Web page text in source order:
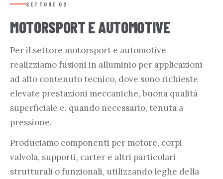
SETTORE 02
MOTORSPORT E AUTOMOTIVE
Per il settore motorsport e automotive
realizziamo fusioni in alluminio per applicazioni
ad alto contenuto tecnico, dove sono richieste
elevate prestazioni meccaniche, buona qualità
superficiale e, quando necessario, tenuta a
pressione.
Produciamo componenti per motore, corpi
valvola, supporti, carter e altri particolari
strutturali o funzionali, utilizzando leghe della